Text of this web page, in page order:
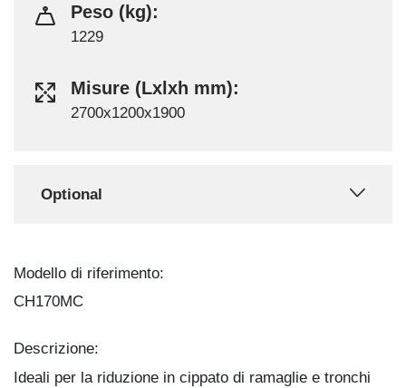
Peso (kg):
1229
Misure (Lxlxh mm):
2700x1200x1900
Optional
Modello di riferimento:
CH170MC
Descrizione:
Ideali per la riduzione in cippato di ramaglie e tronchi